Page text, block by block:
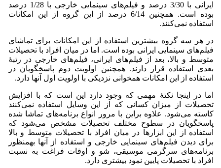
ایرانی با 3/30 درصد و فیلم‌های سینمایی خارجی با 1/28 درصد
بوده است. همچنین 6/14 درصد از این گروه از این امکانات
استفاده نمی‌کنند.
در هر سه گروه بیشترین استفاده از این امکانات برای تماشای
فیلم‌های سینمایی ایرانی بوده است. اما در میان افراد با تحصیلات
متوسط و بالا، بعد از فیلم‌های ایرانی، فیلم‌های خارجی در رتبۀ
بعدی استفاده قرار دارند. همچنین اولویت دوم پاسخگویان در
استفاده از این امکانات همخوانی نزدیکی با اولویت اول آنها دارد.
اما در اینجا نکتۀ مهمی که وجود دارد این است که با افزایش
تحصیلات از میزان کسانی که از این وسایل استفاده نمی‌کنند
کاسته می‌شود. علاوه براین با مرور انواع برنامه‌های تماشا شده
پاسخگویان در سطوح مختلف تحصیلات مشخص می‌شود که
استفاده از این ابزارها در میان افراد با تحصیلات متوسط و بالا
برای دیدن فیلم‌های سینمایی خارجی و استفاده از آنها به­منظور
برنامه‌های سرگرمی موسیقی، شو و اوقات فراغت به نسبت
افراد با تحصیلات پایین نمود بیشتری دارد.